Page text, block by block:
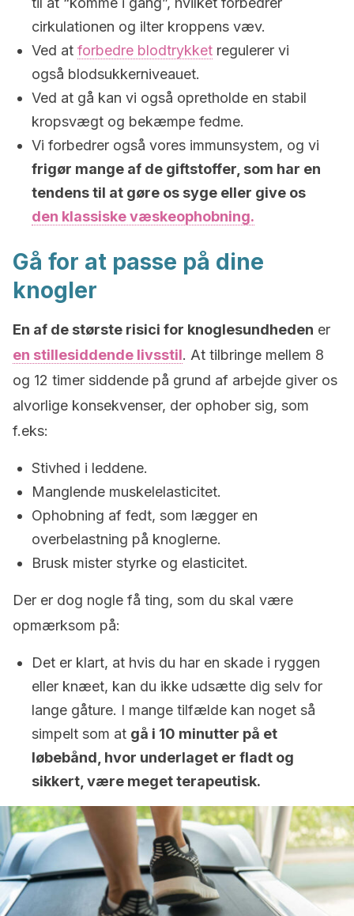
cirkulationen og ilter kroppens væv.
Ved at forbedre blodtrykket regulerer vi
også blodsukkerniveauet.
Ved at gå kan vi også opretholde en stabil
kropsvægt og bekæmpe fedme.
Vi forbedrer også vores immunsystem, og vi
frigør mange af de giftstoffer, som har en
tendens til at gøre os syge eller give os
den klassiske væskeophobning.
Gå for at passe på dine
knogler
En af de største risici for knoglesundheden er
en stillesiddende livsstil. At tilbringe mellem 8
og 12 timer siddende på grund af arbejde giver os
alvorlige konsekvenser, der ophober sig, som
f.eks:
Stivhed i leddene.
Manglende muskelelasticitet.
Ophobning af fedt, som lægger en
overbelastning på knoglerne.
Brusk mister styrke og elasticitet.
Der er dog nogle få ting, som du skal være
opmærksom på:
Det er klart, at hvis du har en skade i ryggen
eller knæet, kan du ikke udsætte dig selv for
lange gåture. I mange tilfælde kan noget så
simpelt som at gå i 10 minutter på et
løbebånd, hvor underlaget er fladt og
sikkert, være meget terapeutisk.